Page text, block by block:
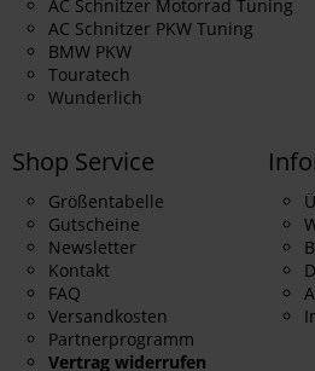
AC Schnitzer Motorrad Tuning
AC Schnitzer PKW Tuning
BMW PKW
Touratech
Wunderlich
Shop Service
Größentabelle
Gutscheine
Newsletter
Kontakt
FAQ
Versandkosten
Partnerprogramm
Vertrag widerrufen